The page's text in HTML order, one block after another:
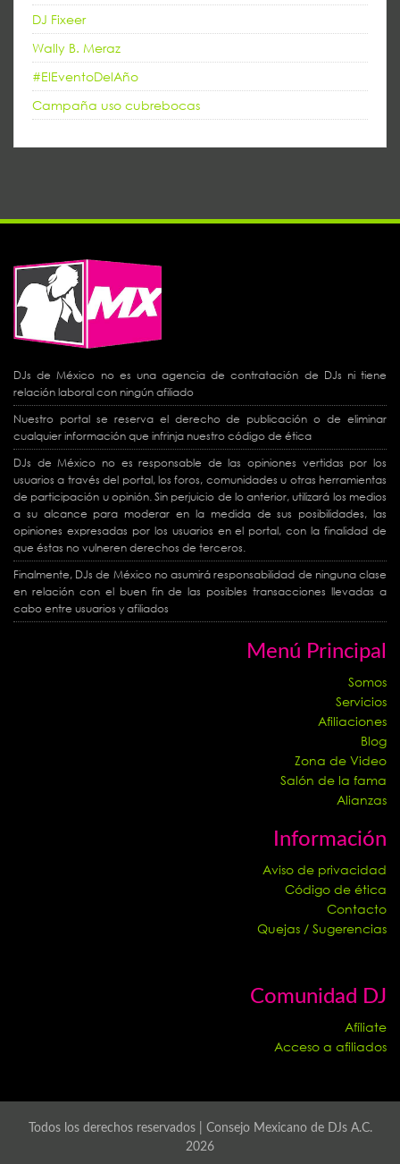
DJ Fixeer
Wally B. Meraz
#ElEventoDelAño
Campaña uso cubrebocas
DJs de México no es una agencia de contratación de DJs ni tiene
relación laboral con ningún afiliado
Nuestro portal se reserva el derecho de publicación o de eliminar
cualquier información que infrinja nuestro código de ética
DJs de México no es responsable de las opiniones vertidas por los
usuarios a través del portal, los foros, comunidades u otras herramientas
de participación u opinión. Sin perjuicio de lo anterior, utilizará los medios
a su alcance para moderar en la medida de sus posibilidades, las
opiniones expresadas por los usuarios en el portal, con la finalidad de
que éstas no vulneren derechos de terceros.
Finalmente, DJs de México no asumirá responsabilidad de ninguna clase
en relación con el buen fin de las posibles transacciones llevadas a
cabo entre usuarios y afiliados
Menú Principal
Somos
Servicios
Afiliaciones
Blog
Zona de Video
Salón de la fama
Alianzas
Información
Aviso de privacidad
Código de ética
Contacto
Quejas / Sugerencias
Comunidad DJ
Afíliate
Acceso a afiliados
Todos los derechos reservados | Consejo Mexicano de DJs A.C.
2026